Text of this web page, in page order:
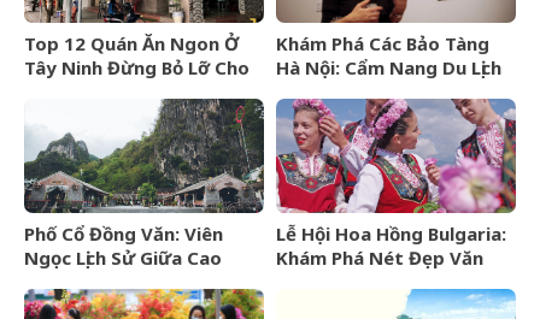
Top 12 Quán Ăn Ngon Ở
Tây Ninh Đừng Bỏ Lỡ Cho
Khám Phá Các Bảo Tàng
Hà Nội: Cẩm Nang Du Lịch
Phố Cổ Đồng Văn: Viên
Ngọc Lịch Sử Giữa Cao
Lễ Hội Hoa Hồng Bulgaria:
Khám Phá Nét Đẹp Văn